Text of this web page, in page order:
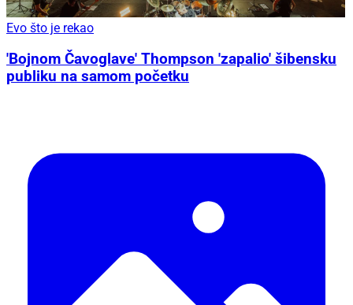
Evo što je rekao
'Bojnom Čavoglave' Thompson 'zapalio' šibensku
publiku na samom početku